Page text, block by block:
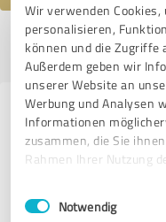
Wir verwenden Cookies,
personalisieren,
können und die Zugriffe
Außerdem geben wir
unserer Website an
Werbung und Analysen
Informationen
zusammen, die Sie
Rahmen Ihrer Nutzung
Impressum
Einwilligungsauswahl
Notwendig
Profil aktiv seit 05.01.2017 |
Anbietern
growganic GmbH